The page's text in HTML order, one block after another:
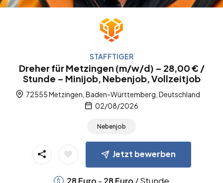
STAFFTIGER
Dreher für Metzingen (m/w/d) – 28,00 € /
Stunde – Minijob, Nebenjob, Vollzeitjob
72555 Metzingen, Baden-Württemberg, Deutschland
02/08/2026
Nebenjob
Jetzt bewerben
28 Euro - 28 Euro / Stunde